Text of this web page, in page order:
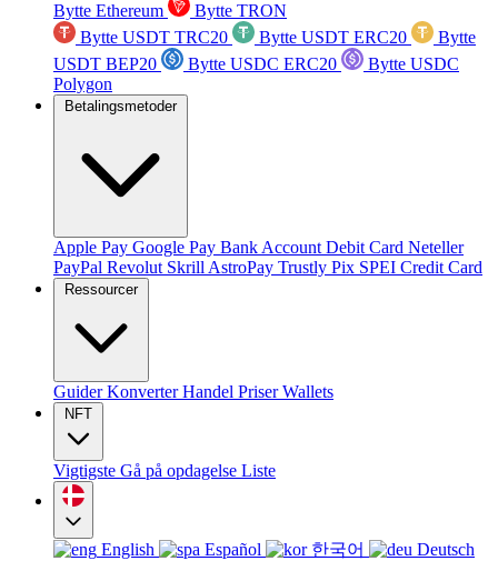
Bytte Ethereum
Bytte TRON
Bytte USDT TRC20
Bytte USDT ERC20
Bytte
USDT BEP20
Bytte USDC ERC20
Bytte USDC
Polygon
Betalingsmetoder
Apple Pay Google Pay Bank Account Debit Card Neteller
PayPal Revolut Skrill AstroPay Trustly Pix SPEI Credit Card
Ressourcer
GuiderKonverterHandel PriserWallets
NFT
Vigtigste Gå på opdagelse Liste
English Español 한국어
Deutsch